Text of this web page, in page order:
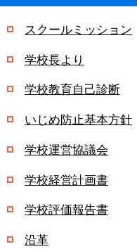
スクールミッション
学校長より
学校教育自己診断
いじめ防止基本方針
学校運営協議会
学校経営計画書
学校評価報告書
沿革